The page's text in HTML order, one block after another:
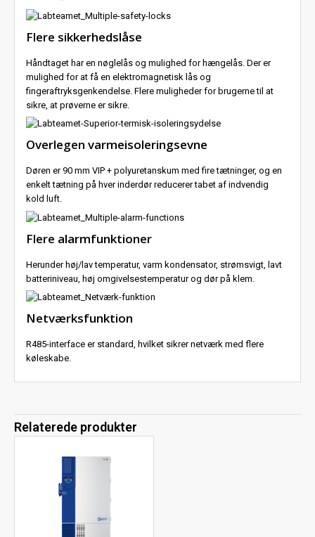
Flere sikkerhedslåse
Håndtaget har en nøglelås og mulighed for hængelås. Der er
mulighed for at få en elektromagnetisk lås og
fingeraftryksgenkendelse. Flere muligheder for brugerne til at
sikre, at prøverne er sikre.
Overlegen varmeisoleringsevne
Døren er 90 mm VIP + polyuretanskum med fire tætninger, og en
enkelt tætning på hver inderdør reducerer tabet af indvendig
kold luft.
Flere alarmfunktioner
Herunder høj/lav temperatur, varm kondensator, strømsvigt, lavt
batteriniveau, høj omgivelsestemperatur og dør på klem.
Netværksfunktion
R485-interface er standard, hvilket sikrer netværk med flere
køleskabe.
Relaterede produkter